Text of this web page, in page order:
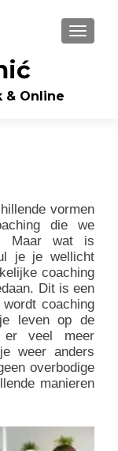
& Online
vormen
die we
Maar wat is
je je wellicht
coaching
Dit is een
coaching
leven op de
er veel meer
weer anders
overbodige
manieren